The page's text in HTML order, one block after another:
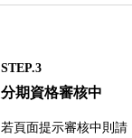
STEP.3
分期資格審核中
若頁面提示審核中則請